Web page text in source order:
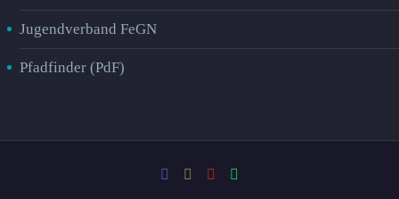
Jugendverband FeGN
Pfadfinder (PdF)